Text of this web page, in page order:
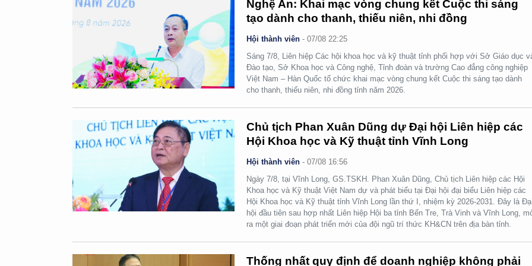
Nghệ An: Khai mạc vòng chung kết Cuộc thi sáng
tạo dành cho thanh, thiếu niên, nhi đồng
Hội thành viên -07/08 22:25
Sáng 7/8, Liên hiệp Các hội khoa học và kỹ thuật tỉnh phối hợp với Sở Giáo dục
Đào tạo, Sở Khoa học và Công nghệ, Tỉnh đoàn và trường Cao đẳng công nghiệp
Việt Nam – Hàn Quốc tổ chức khai mạc vòng chung kết Cuộc thi sáng tạo dành
cho thanh, thiếu niên, nhi đồng tỉnh năm 2026.
Chủ tịch Phan Xuân Dũng dự Đại hội Liên hiệp các
Hội Khoa học và Kỹ thuật tỉnh Vĩnh Long
Hội thành viên -07/08 16:56
Ngày 7/8, tại Vĩnh Long, GS.TSKH. Phan Xuân Dũng, Chủ tịch Liên hiệp các Hội
Khoa học và Kỹ thuật Việt Nam dự và phát biểu tại Đại hội đại biểu Liên hiệp các
Hội Khoa học và Kỹ thuật tỉnh Vĩnh Long lần thứ I, nhiệm kỳ 2026-2031. Đây là Đại
hội đầu tiên sau hợp nhất Liên hiệp Hội ba tỉnh Bến Tre, Trà Vinh và Vĩnh Long,
ra một giai đoạn phát triển mới của đội ngũ trí thức KH&CN trên địa bàn tỉnh.
Thống nhất quy định để doanh nghiệp không phải